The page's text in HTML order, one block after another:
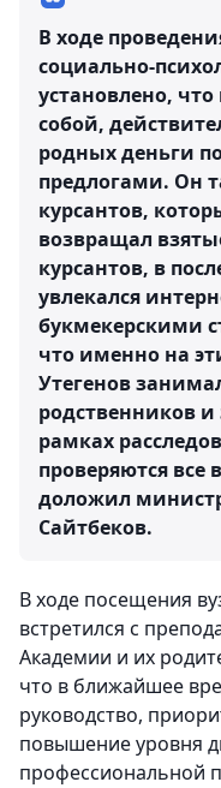
В ходе
социально-
установлено,
собой,
родных деньги
предлогами. Он
курсантов,
возвращал
курсантов, в
увлекался
букмекерскими
что именно на
Утегенов
родственников
рамках
проверяются
доложил
Сайтбеков.
В ходе посещения
встретился с
Академии и их
что в ближайшее
руководство,
повышение уровня
профессиональной